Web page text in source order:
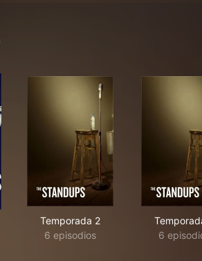
Temporada 2
6 episodios
6